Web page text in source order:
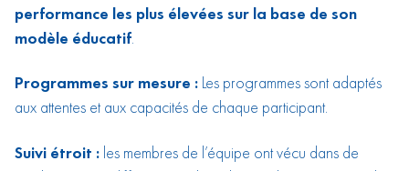
performance les plus élevées sur la base de son
modèle éducatif
Programmes sur mesure : Les programmes sont adaptés
aux attentes et aux capacités de chaque participant.
Suivi étroit : les membres de l’équipe ont vécu dans de